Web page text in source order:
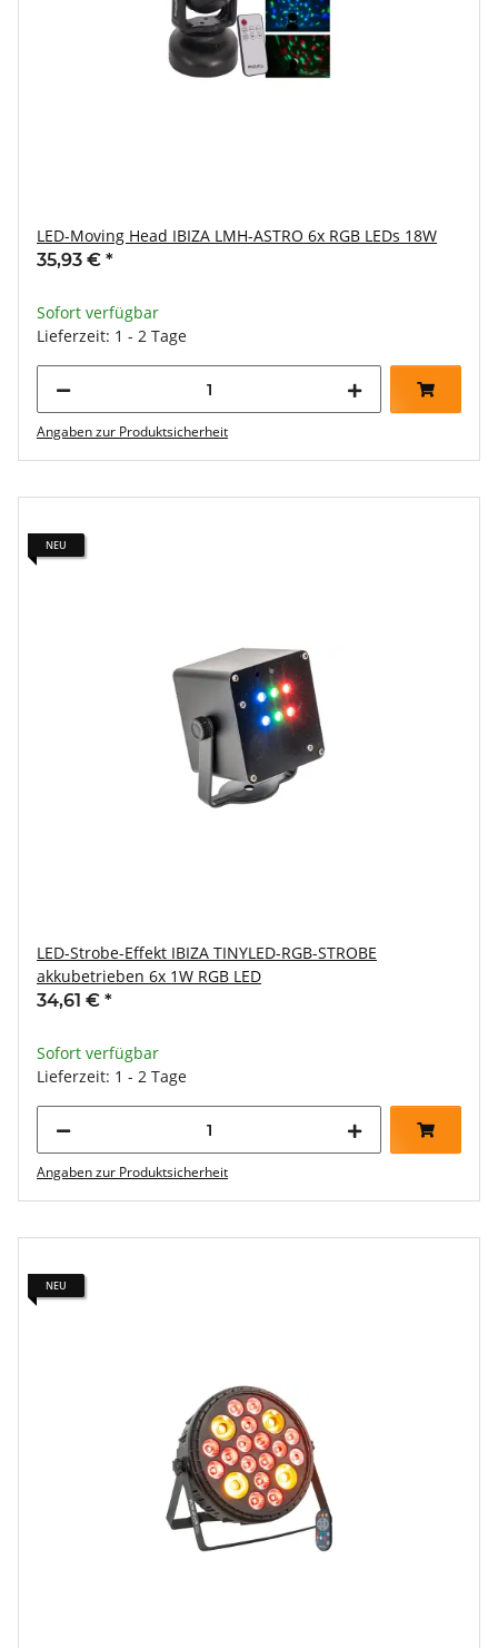
LED-Moving Head IBIZA LMH-ASTRO 6x RGB LEDs 18W
35,93 € *
Sofort verfügbar
Lieferzeit: 1 - 2 Tage
Angaben zur Produktsicherheit
NEU
LED-Strobe-Effekt IBIZA TINYLED-RGB-STROBE
akkubetrieben 6x 1W RGB LED
34,61 € *
Sofort verfügbar
Lieferzeit: 1 - 2 Tage
Angaben zur Produktsicherheit
NEU